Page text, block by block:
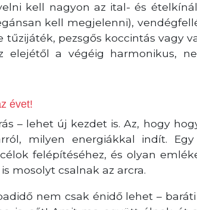
kell nagyon az ital- és
kell megjelenni),
tűzijáték, pezsgős koccintás vagy
elejétől a végéig harmonikus,
évet!
– lehet új kezdet is. Az, hogy
milyen energiákkal indít.
felépítéséhez, és olyan
mosolyt csalnak az arcra.
nem csak énidő lehet –